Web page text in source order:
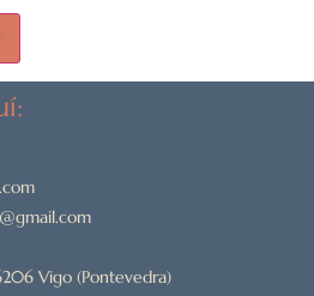
Vigo (Pontevedra)